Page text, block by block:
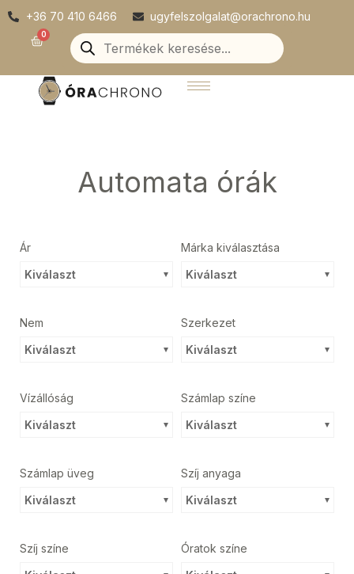
content
+36 70 410 6466 ugyfelszolgalat@orachrono.hu
0Kosársearch
Automata órák
Ár
Kiválaszt
Márka kiválasztása
Kiválaszt
Nem
Kiválaszt
Szerkezet
Kiválaszt
Vízállóság
Kiválaszt
Számlap színe
Kiválaszt
Számlap üveg
Kiválaszt
Szíj anyaga
Kiválaszt
Szíj színe
Óratok színe